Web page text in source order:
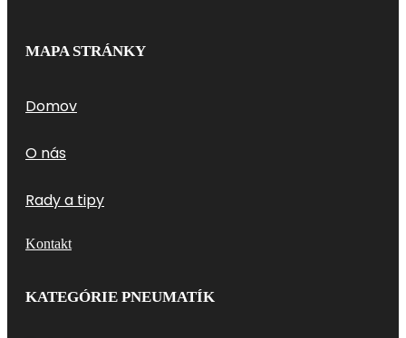
MAPA STRÁNKY
Domov
O nás
Rady a tipy
Kontakt
KATEGÓRIE PNEUMATÍK